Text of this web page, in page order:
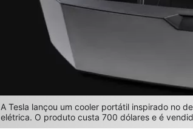
A Tesla lançou um cooler portátil inspirado no
elétrica. O produto custa 700 dólares e é